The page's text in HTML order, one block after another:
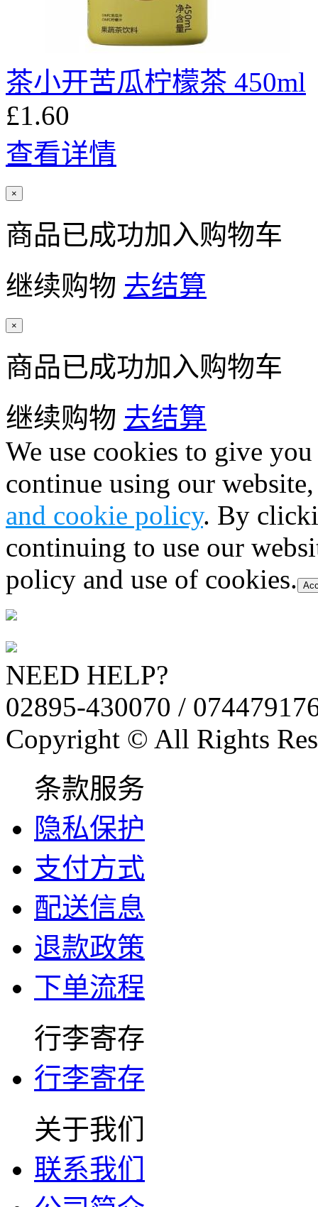
茶小开苦瓜柠檬茶 450ml
£1.60
查看详情
×
商品已成功加入购物车
继续购物 去结算
×
商品已成功加入购物车
继续购物 去结算
We use cookies to give
continue using our
and cookie policy. By
continuing to use our
policy and use of cookies.
NEED HELP?
02895-430070 /
Copyright © All Rights
条款服务
隐私保护
支付方式
配送信息
退款政策
下单流程
行李寄存
行李寄存
关于我们
联系我们